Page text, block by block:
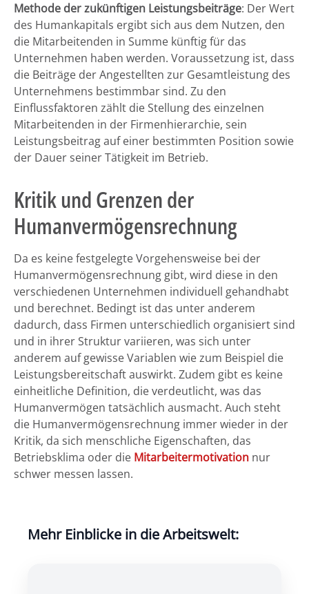
Methode der zukünftigen Leistungsbeiträge: Der Wert
des Humankapitals ergibt sich aus dem Nutzen, den
die Mitarbeitenden in Summe künftig für das
Unternehmen haben werden. Voraussetzung ist, dass
die Beiträge der Angestellten zur Gesamtleistung des
Unternehmens bestimmbar sind. Zu den
Einflussfaktoren zählt die Stellung des einzelnen
Mitarbeitenden in der Firmenhierarchie, sein
Leistungsbeitrag auf einer bestimmten Position sowie
der Dauer seiner Tätigkeit im Betrieb.
Kritik und Grenzen der
Humanvermögensrechnung
Da es keine festgelegte Vorgehensweise bei der
Humanvermögensrechnung gibt, wird diese in den
verschiedenen Unternehmen individuell gehandhabt
und berechnet. Bedingt ist das unter anderem
dadurch, dass Firmen unterschiedlich organisiert sind
und in ihrer Struktur variieren, was sich unter
anderem auf gewisse Variablen wie zum Beispiel die
Leistungsbereitschaft auswirkt. Zudem gibt es keine
einheitliche Definition, die verdeutlicht, was das
Humanvermögen tatsächlich ausmacht. Auch steht
die Humanvermögensrechnung immer wieder in der
Kritik, da sich menschliche Eigenschaften, das
Betriebsklima oder die Mitarbeitermotivation nur
schwer messen lassen.
Mehr Einblicke in die Arbeitswelt: